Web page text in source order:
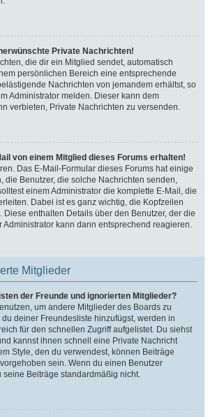
Private Nachrichten!
die dir ein Mitglied sendet, automatisch
persönlichen Bereich eine entsprechende
Nachrichten von jemandem erhältst, so
Administrator melden. Dieser kann dem
verbieten, Private Nachrichten zu versenden.
von einem Mitglied dieses Forums erhalten!
Das E-Mail-Formular dieses Forums hat einige
die Benutzer, die solche Nachrichten senden,
einem Administrator die komplette E-Mail, die
Dabei ist es ganz wichtig, die Kopfzeilen
Diese enthalten Details über den Benutzer, der die
Administrator kann dann entsprechend reagieren.
Mitglieder
der Freunde und ignorierten Mitglieder?
um andere Mitglieder des Boards zu
deiner Freundesliste hinzufügst, werden in
für den schnellen Zugriff aufgelistet. Du siehst
kannst ihnen schnell eine Private Nachricht
Style, den du verwendest, können Beiträge
sein. Wenn du einen Benutzer
seine Beiträge standardmäßig nicht.